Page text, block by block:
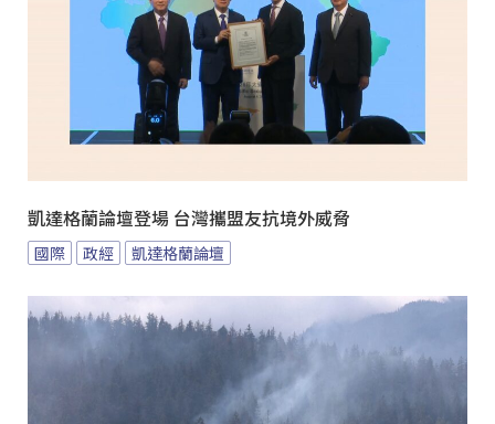
凱達格蘭論壇登場 台灣攜盟友抗境外威脅
國際 政經 凱達格蘭論壇